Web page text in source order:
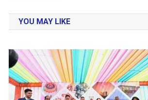
navigation
YOU MAY LIKE